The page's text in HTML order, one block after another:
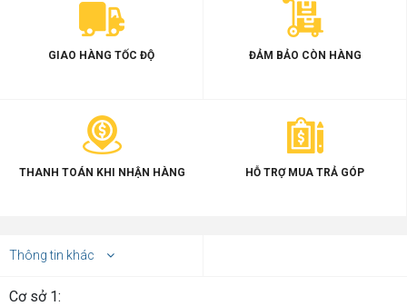
GIAO HÀNG TỐC ĐỘ ĐẢM BẢO CÒN HÀNG
THANH TOÁN KHI NHẬN HÀNG HỖ TRỢ MUA TRẢ GÓP
Thông tin khác
Cơ sở 1: